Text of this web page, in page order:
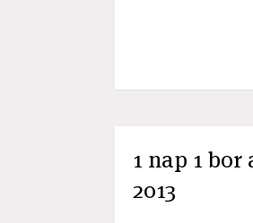
1 nap 1
2013